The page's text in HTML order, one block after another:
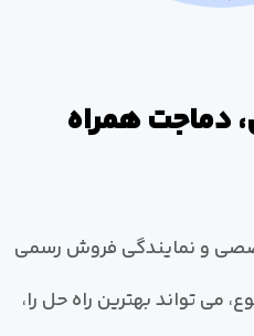
دماجت همراه
و نمایندگی فروش رسمی
می تواند بهترین راه حل را،